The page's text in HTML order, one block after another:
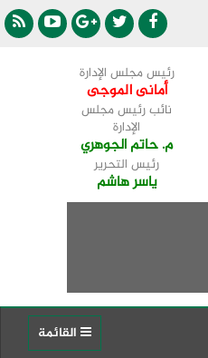
رئيس مجلس الإدارة
أمانى الموجى
نائب رئيس مجلس
الإدارة
م. حاتم الجوهري
رئيس التحرير
ياسر هاشم